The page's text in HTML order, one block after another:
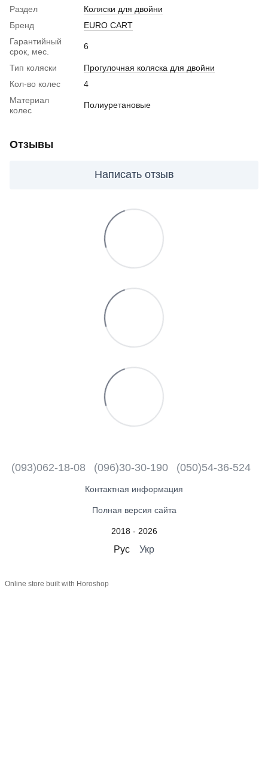
Раздел
Коляски для двойни
Бренд
EURO CART
Гарантийный
срок, мес.
6
Тип коляски
Прогулочная коляска для двойни
Кол-во колес
4
Материал
колес
Полиуретановые
Отзывы
Написать отзыв
(093)062-18-08 (096)30-30-190 (050)54-36-524
Контактная информация
Полная версия сайта
2018 - 2026
Рус Укр
Online store built with Horoshop